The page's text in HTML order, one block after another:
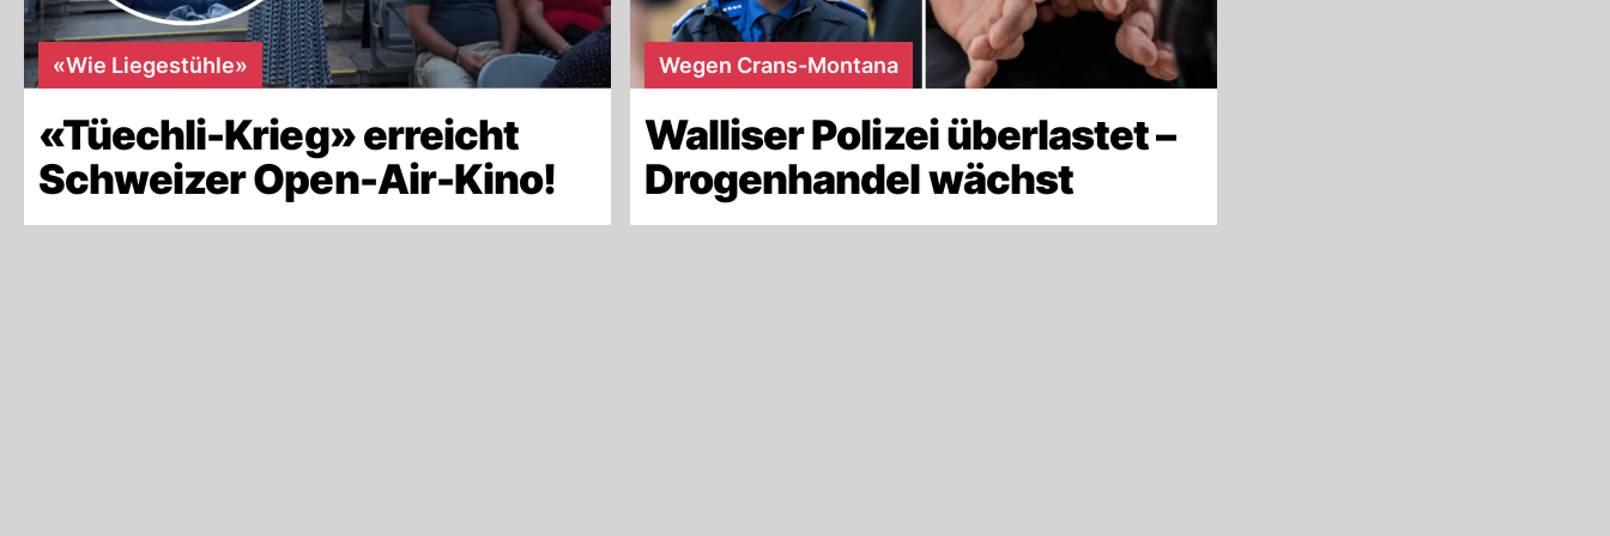
«Wie Liegestühle»
«Tüechli-Krieg» erreicht
Schweizer Open-Air-Kino!
Wegen Crans-Montana
Walliser Polizei überlastet –
Drogenhandel wächst